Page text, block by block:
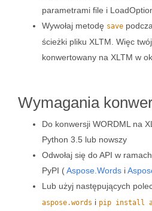
parametrami file i
Wywołaj metodę save
ścieżki pliku XLTM. Więc
konwertowany na XLTM w
Wymagania
Do konwersji WORDML na
Python 3.5 lub nowszy
Odwołaj się do API w
PyPI (Aspose.Words i
Lub użyj następujących
aspose.words i pip install